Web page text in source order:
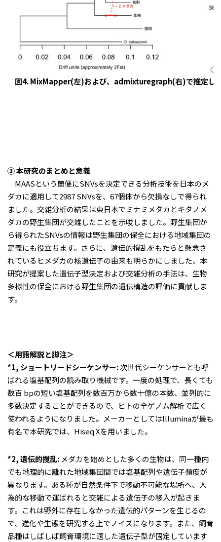
図4. MixMapper(左)および、admixturegraph(右)で推定し
③ 本研究のまとめと意義
MAASという簡便にSNVsを決定できる分析技術を日本のメ
ダカに適用して2987 SNVsを、67個体から欠損なしで得られ
ました。交雑分析の結果は東日本でミナミメダカとキタノメ
ダカの野生集団が交雑したことを示唆しました。野生集団か
ら得られたSNVsの情報は野生集団の保全における地域集団の
定義にも役立ちます。さらに、遺伝的撹乱をもたらと懸念さ
れているヒメダカの核遺伝子の由来も明らかにしました。本
研究が提案した遺伝子型決定および交雑分析の手法は、生物
多様性の保全における野生集団の遺伝構造の評価に貢献しま
す。
＜用語解説と脚注＞
*1, ショートリードシーケンサー:次世代シーケンサーとも呼
ばれる塩基配列の読み取り機械です。一度の処理で、長くても
数百 bpの短い塩基配列を数百万から数十億の本数、並列的に
多数決定することができるので、ヒトの全ゲノム解析で広く
使われるようになりました。メーカーとしてはIlluminaが最も
有名で本研究では、Hiseq Xを用いました。
*2, 遺伝的撹乱: メダカを始めとした多くの生物は、同一種内
でも地理的に離れた地域集団間では塩基配列や遺伝子頻度が
異なります。ある種が自然条件下で移動不可能な場所へ、人
為的な移動で運ばれると交雑による遺伝子の移入が起きま
す。これは野外に存在しなかった遺伝的パターンを生じるの
で、進化や生態を研究する上でノイズになります。また、飼育
品種はしばしば飼育環境に適した遺伝子型が固定しています